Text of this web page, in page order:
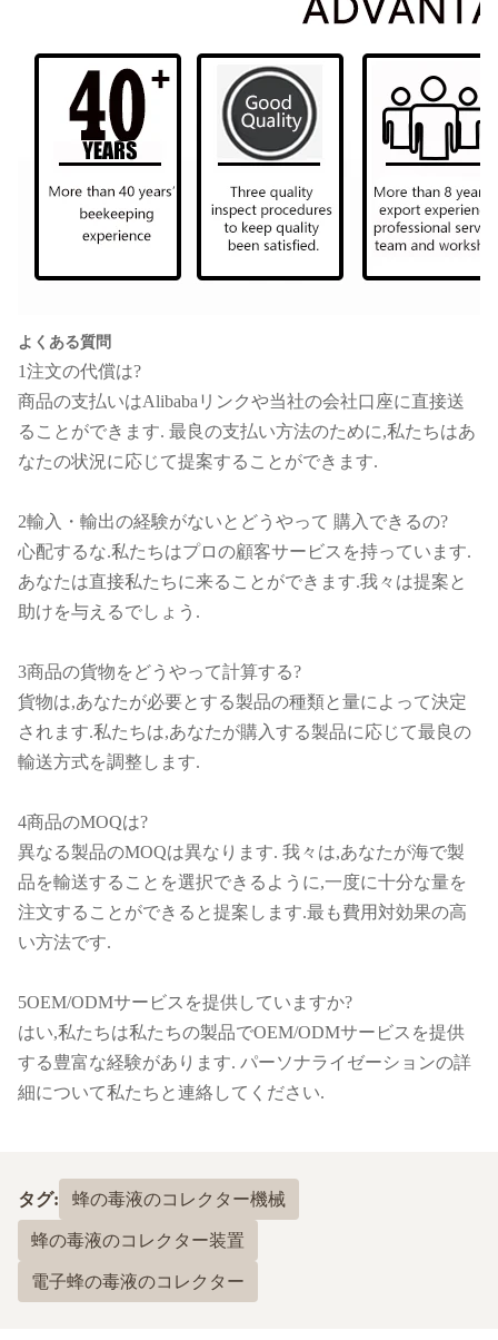
よくある質問
1注文の代償は?
商品の支払いはAlibabaリンクや当社の会社口座に直接送
ることができます. 最良の支払い方法のために,私たちはあ
なたの状況に応じて提案することができます.
2輸入・輸出の経験がないとどうやって 購入できるの?
心配するな.私たちはプロの顧客サービスを持っています.
あなたは直接私たちに来ることができます.我々は提案と
助けを与えるでしょう.
3商品の貨物をどうやって計算する?
貨物は,あなたが必要とする製品の種類と量によって決定
されます.私たちは,あなたが購入する製品に応じて最良の
輸送方式を調整します.
4商品のMOQは?
異なる製品のMOQは異なります. 我々は,あなたが海で製
品を輸送することを選択できるように,一度に十分な量を
注文することができると提案します.最も費用対効果の高
い方法です.
5OEM/ODMサービスを提供していますか?
はい,私たちは私たちの製品でOEM/ODMサービスを提供
する豊富な経験があります. パーソナライゼーションの詳
細について私たちと連絡してください.
タグ: 蜂の毒液のコレクター機械
蜂の毒液のコレクター装置
電子蜂の毒液のコレクター